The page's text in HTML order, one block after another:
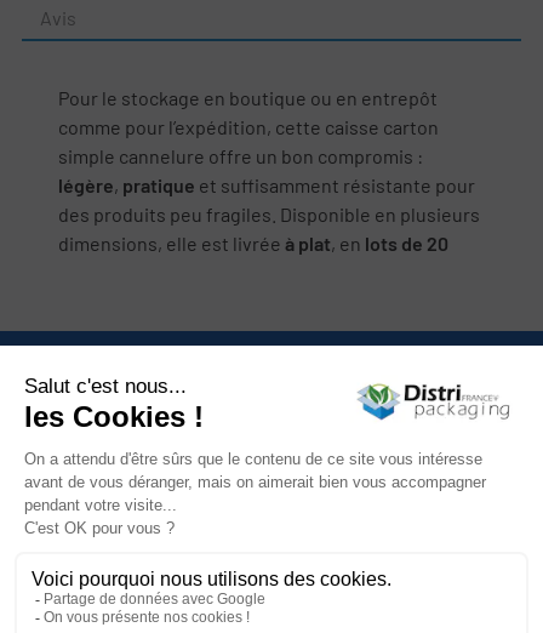
Avis
Pour le stockage en boutique ou en entrepôt
comme pour l’expédition, cette caisse carton
simple cannelure offre un bon compromis :
légère, pratique et suffisamment résistante pour
des produits peu fragiles. Disponible en plusieurs
dimensions, elle est livrée à plat, en lots de 20
Catégories 
Mon compte
Informations
Newsletter